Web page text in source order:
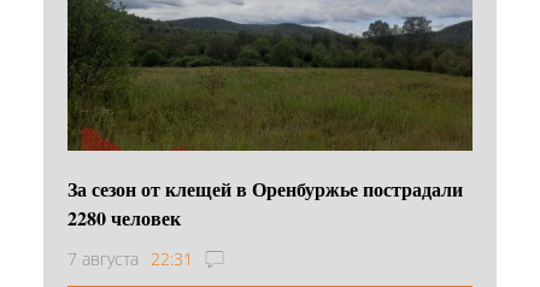
За сезон от клещей в Оренбуржье пострадали
2280 человек
7 августа 22:31